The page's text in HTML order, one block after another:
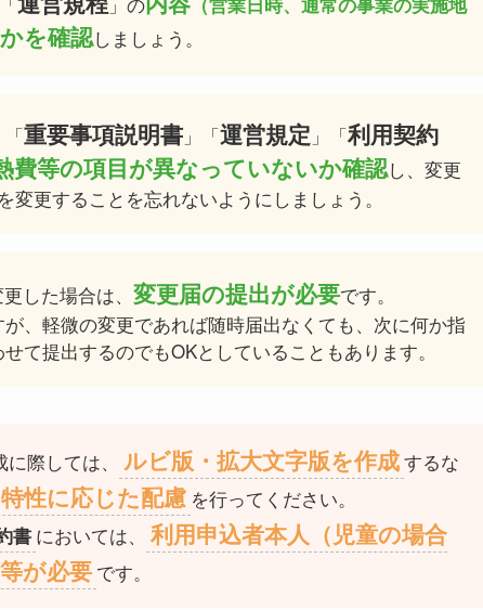
を確認しましょう。
重要事項説明書」「運営規定 」「利用契約
費等の項目が異なっていないか確認し、変更
変更することを忘れないようにしましょう。
した場合は、 変更届の提出が必要です。
、軽微の変更であれば随時届出なくても、次に何か指
て提出するのでもOKとしていることもあります。
際しては、 ルビ版・拡大文字版を作成するな
性に応じた配慮 を行ってください。
書 においては、
利用申込者本人（児童の場合
が必要 です。